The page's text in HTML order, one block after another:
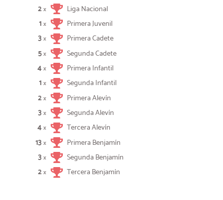
2×
Liga Nacional
1×
Primera Juvenil
3×
Primera Cadete
5×
Segunda Cadete
4×
Primera Infantil
1×
Segunda Infantil
2×
Primera Alevín
3×
Segunda Alevín
4×
Tercera Alevín
13×
Primera Benjamín
3×
Segunda Benjamín
2× Tercera Benjamín